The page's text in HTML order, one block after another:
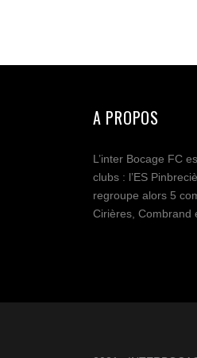
A PROPOS
L’inter Bocage FC
clubs : l’ES
regroupe alors 5
Cirières, Combrand